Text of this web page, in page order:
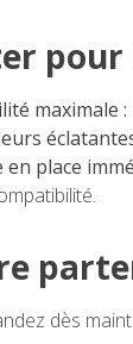
pour
maximale :
en place
dès